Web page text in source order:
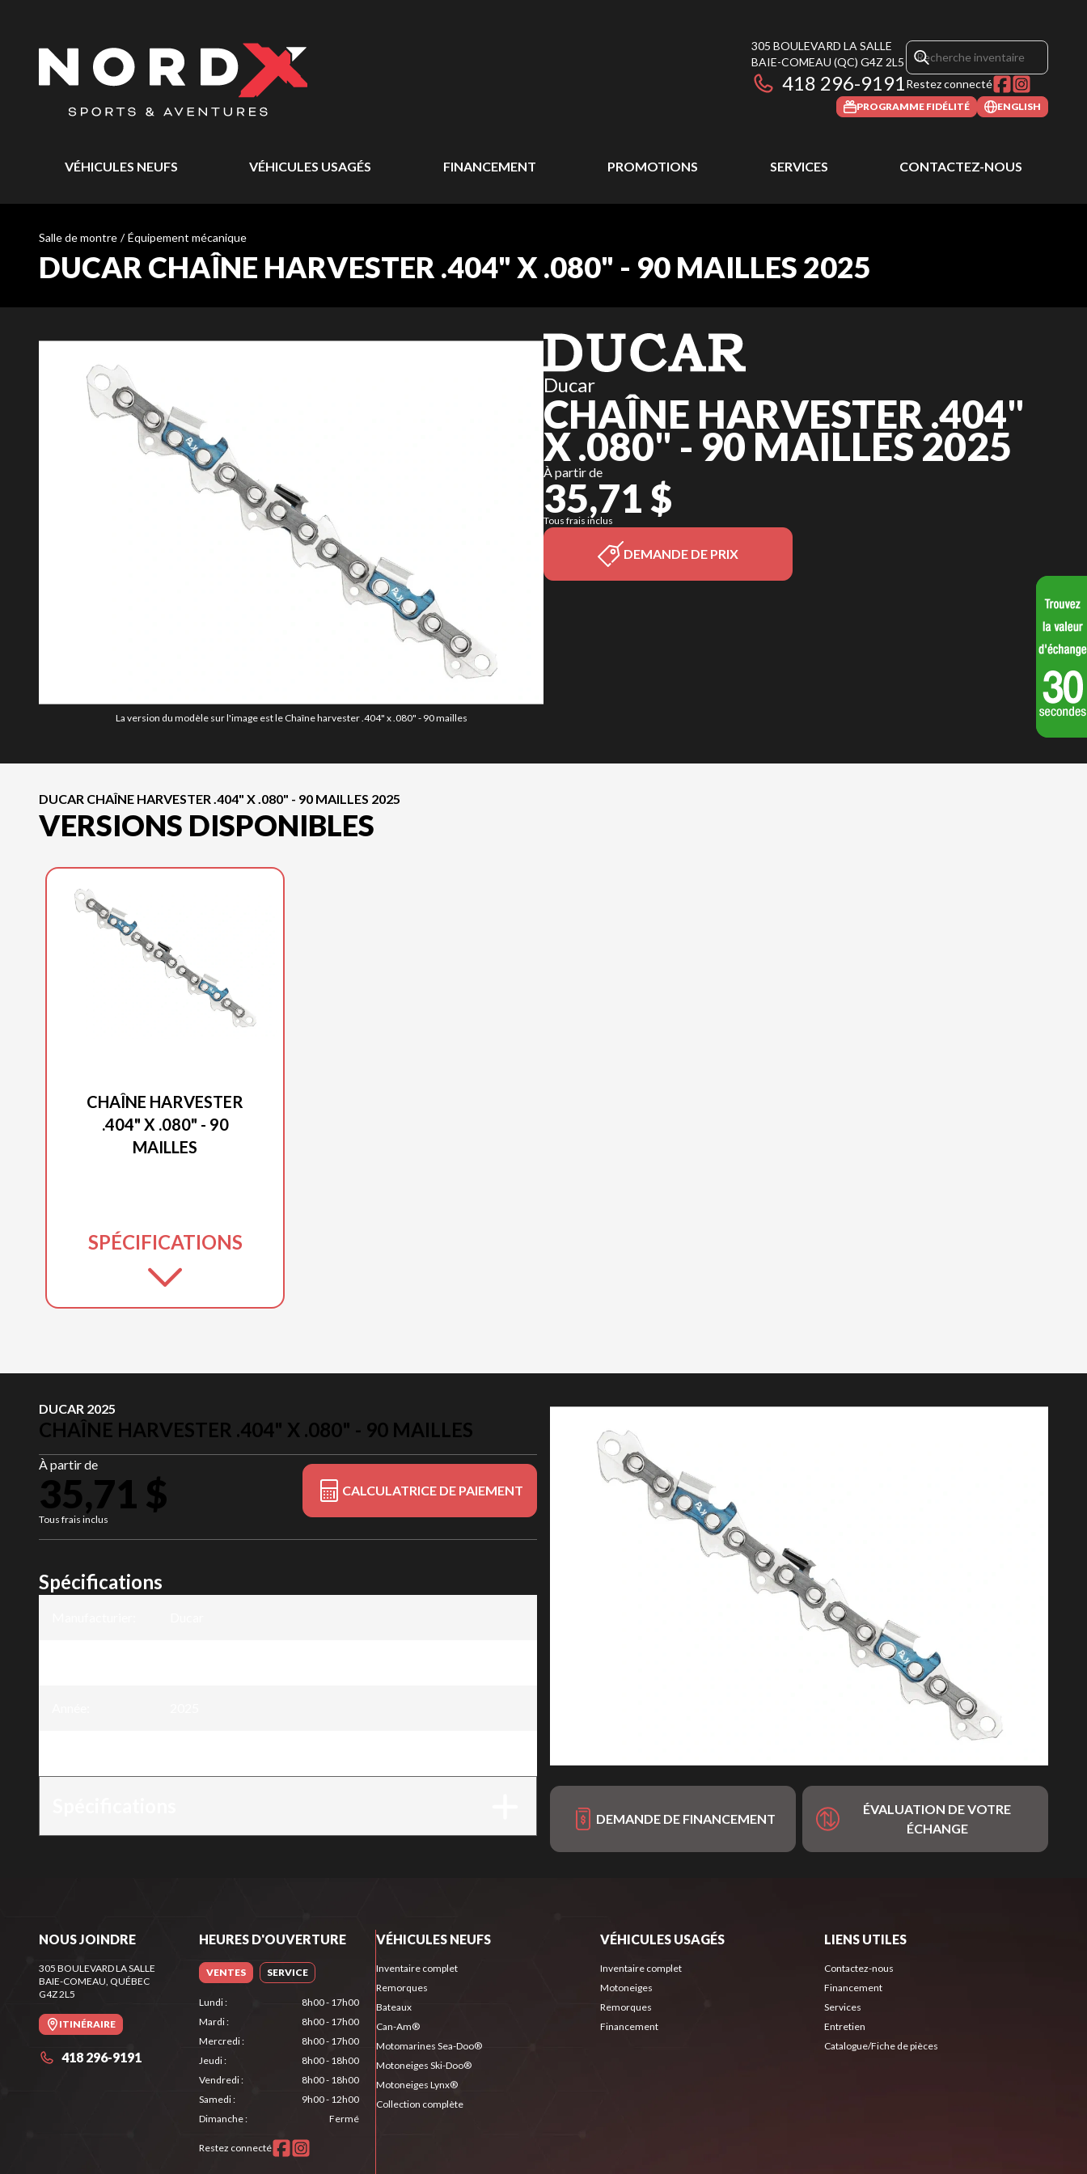
305 BOULEVARD LA SALLE
BAIE-COMEAU (QC) G4Z 2L5
418 296-9191Restez connecté
PROGRAMME FIDÉLITÉ ENGLISH
VÉHICULES NEUFS VÉHICULES USAGÉS FINANCEMENT PROMOTIONS SERVICES CONTACTEZ-NOUS
Salle de montre / Équipement mécanique
DUCAR CHAÎNE HARVESTER .404" X .080" - 90 MAILLES 2025
La version du modèle sur l'image est le Chaîne harvester .404" x .080" - 90 mailles
Ducar
CHAÎNE HARVESTER .404"
X .080" - 90 MAILLES 2025
À partir de
35,71 $
Tous frais inclus
DEMANDE DE PRIX
DUCAR CHAÎNE HARVESTER .404" X .080" - 90 MAILLES 2025
VERSIONS DISPONIBLES
CHAÎNE HARVESTER
.404" X .080" - 90
MAILLES
SPÉCIFICATIONS
DUCAR 2025
CHAÎNE HARVESTER .404" X .080" - 90 MAILLES
À partir de
35,71 $
Tous frais inclus
CALCULATRICE DE PAIEMENT
DEMANDE DE FINANCEMENT
ÉVALUATION DE VOTRE
ÉCHANGE
Spécifications
NOUS JOINDRE
305 BOULEVARD LA SALLE
BAIE-COMEAU , QUÉBEC
G4Z 2L5
ITINÉRAIRE
418 296-9191
HEURES D'OUVERTURE
VENTES SERVICE
Lundi:
8h00 - 17h00
Mardi:
8h00 - 17h00
Mercredi:
8h00 - 17h00
Jeudi:
8h00 - 18h00
Vendredi:
8h00 - 18h00
Samedi:
9h00 - 12h00
Dimanche: Fermé
Restez connecté
VÉHICULES NEUFS
Inventaire complet
Remorques
Bateaux
Can-Am®
Motomarines Sea-Doo®
Motoneiges Ski-Doo®
Motoneiges Lynx®
Collection complète
VÉHICULES USAGÉS
Inventaire complet
Motoneiges
Remorques
Financement
LIENS UTILES
Contactez-nous
Financement
Services
Entretien
Catalogue/Fiche de pièces